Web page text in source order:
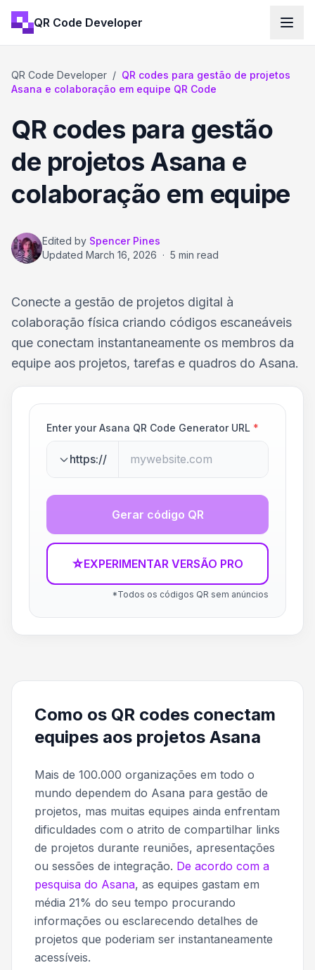
QR Code Developer
QR Code Developer / QR codes para gestão de projetos
Asana e colaboração em equipe QR Code
QR codes para gestão
de projetos Asana e
colaboração em equipe
Edited by Spencer Pines
Updated March 16, 2026 · 5 min read
Conecte a gestão de projetos digital à
colaboração física criando códigos escaneáveis
que conectam instantaneamente os membros da
equipe aos projetos, tarefas e quadros do Asana.
Enter your Asana QR Code Generator URL *
https://
Gerar código QR
☆EXPERIMENTAR VERSÃO PRO
*Todos os códigos QR sem anúncios
Como os QR codes conectam
equipes aos projetos Asana
Mais de 100.000 organizações em todo o
mundo dependem do Asana para gestão de
projetos, mas muitas equipes ainda enfrentam
dificuldades com o atrito de compartilhar links
de projetos durante reuniões, apresentações
ou sessões de integração. De acordo com a
pesquisa do Asana, as equipes gastam em
média 21% do seu tempo procurando
informações ou esclarecendo detalhes de
projetos que poderiam ser instantaneamente
acessíveis.